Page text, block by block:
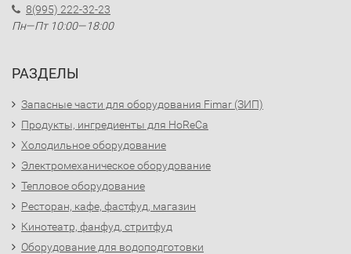
8(995) 222-32-23
Пн—Пт 10:00—18:00
РАЗДЕЛЫ
Запасные части для оборудования Fimar (ЗИП)
Продукты, ингредиенты для HoReCa
Холодильное оборудование
Электромеханическое оборудование
Тепловое оборудование
Ресторан, кафе, фастфуд, магазин
Кинотеатр, фанфуд, стритфуд
Оборудование для водоподготовки